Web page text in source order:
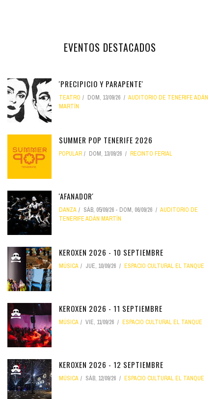
EVENTOS DESTACADOS
'PRECIPICIO Y PARAPENTE'
TEATRO DOM, 13/09/26
AUDITORIO DE TENERIFE ADÁN
MARTÍN
SUMMER POP TENERIFE 2026
POPULAR DOM, 13/09/26 RECINTO FERIAL
'AFANADOR'
DANZA SÁB, 05/09/26 - DOM, 06/09/26
AUDITORIO DE
TENERIFE ADÁN MARTÍN
KEROXEN 2026 - 10 SEPTIEMBRE
MÚSICA JUE, 10/09/26 ESPACIO CULTURAL EL TANQUE
KEROXEN 2026 - 11 SEPTIEMBRE
MÚSICA VIE, 11/09/26 ESPACIO CULTURAL EL TANQUE
KEROXEN 2026 - 12 SEPTIEMBRE
MÚSICA SÁB, 12/09/26 ESPACIO CULTURAL EL TANQUE